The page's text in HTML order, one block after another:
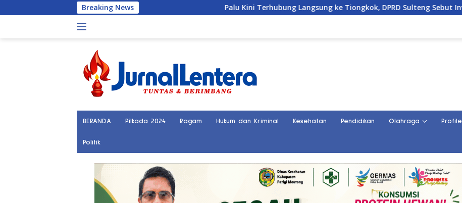
ke
Breaking News Palu Kini Terhubung Langsung ke Tiongkok, DPRD Sulteng Sebut Investasi Bakal Mengalir
BERANDA Pilkada 2024 Ragam Hukum dan Kriminal Kesehatan Pendidikan Olahraga Profile
Politik